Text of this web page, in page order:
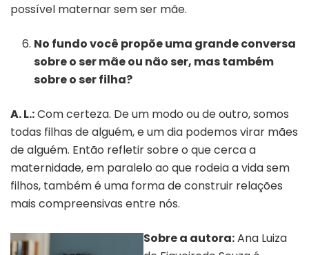
possível maternar sem ser mãe.
No fundo você propõe uma grande conversa
sobre o ser mãe ou não ser, mas também
sobre o ser filha?
A. L.:Com certeza. De um modo ou de outro, somos
todas filhas de alguém, e um dia podemos virar mães
de alguém. Então refletir sobre o que cerca a
maternidade, em paralelo ao que rodeia a vida sem
filhos, também é uma forma de construir relações
mais compreensivas entre nós.
Sobre a autora:Ana Luiza